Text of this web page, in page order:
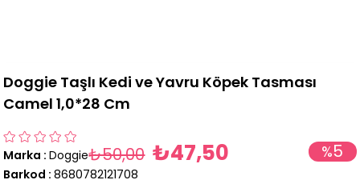
Doggie Taşlı Kedi ve Yavru Köpek Tasması
Camel 1,0*28 Cm
Marka : Doggie %5
₺50,00 ₺47,50
Barkod : 8680782121708